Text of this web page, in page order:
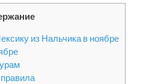
из Нальчика в ноябре